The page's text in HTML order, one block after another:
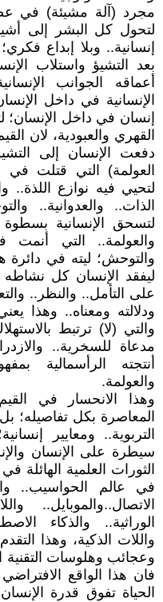
مجرد (آلة مشيئة) في
لتحول كل البشر إلى
إنسانية.. وبلا إبداع
بعد التشيؤ واستلاب
أعماقه الجوانب
الإنسانية في داخل
إنسان في داخل الإنسان؛
القهري والعبودية، لان
دفعت الإنسان إلى
العولمة) التي قتلت في
لتحيي فيه نوازع
الذات.. والعدوانية..
لتسحق الإنسانية بسطوة
والعولمة.. التي أنمت
والتوحش؛ ليته في دائرة
ليفقد الإنسان كل نشاطه
على التأمل.. والنظر..
ودلالته ومعناه.. وهذا
والتي (لا) ترتبط
مدعاة للسخرية..
أنتجته الرأسمالية
والعولمة.
وهذا الانحسار في
المعاصرة بكل تفاصيله؛
التربوية.. ومعايير
سيطرة على الإنسان
الثورات العلمية
في عالم الحواسيب..
الاتصال..والموبايل..
الوراثية.. والذكاء
واللات الذكية، وهذا
وعجائب وهلوسات التقنية
فان هذا الواقع
الحياة تفوق قدرة